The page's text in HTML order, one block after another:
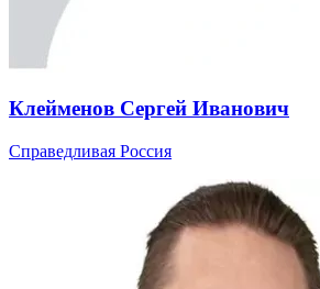
Клейменов Сергей Иванович
Справедливая Россия